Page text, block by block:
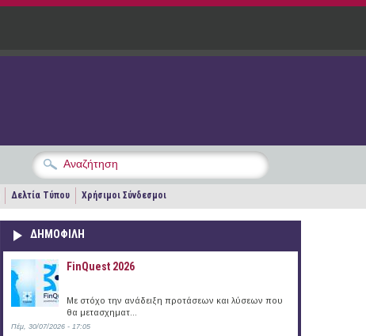
Δελτία Τύπου Χρήσιμοι Σύνδεσμοι
ΔΗΜΟΦΙΛΗ
FinQuest 2026
Με στόχο την ανάδειξη προτάσεων και λύσεων που
θα μετασχηματ...
Πέμ, 30/07/2026 - 17:05